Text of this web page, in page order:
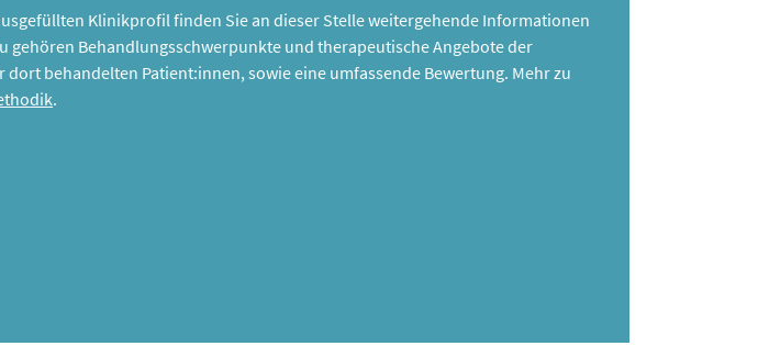
Klinikprofil finden Sie an dieser Stelle weitergehende Informationen
gehören Behandlungsschwerpunkte und therapeutische Angebote der
dort behandelten Patient:innen, sowie eine umfassende Bewertung. Mehr zu
.